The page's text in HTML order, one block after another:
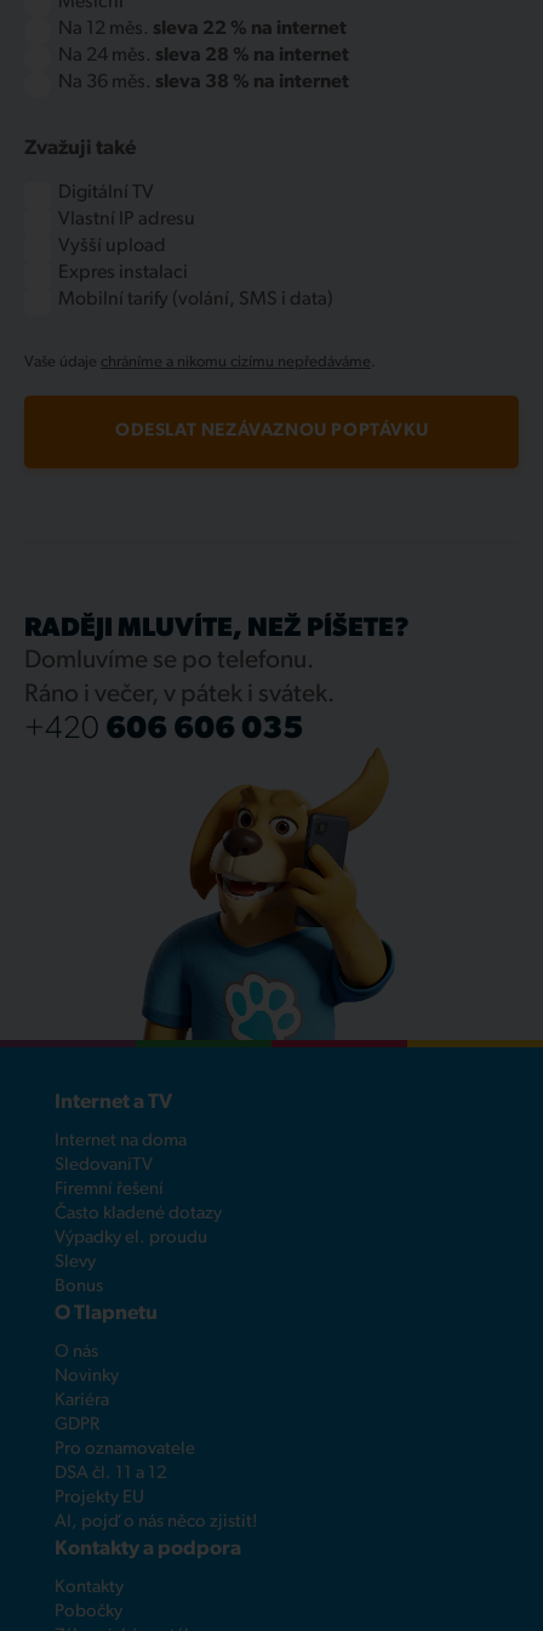
Na 12 měs. sleva 22 % na internet
Na 24 měs. sleva 28 % na internet
Na 36 měs. sleva 38 % na internet
Zvažuji také
Digitální TV
Vlastní IP adresu
Vyšší upload
Expres instalaci
Mobilní tarify (volání, SMS i data)
Vaše údaje chráníme a nikomu cizímu nepředáváme.
ODESLAT NEZÁVAZNOU POPTÁVKU
RADĚJI MLUVÍTE, NEŽ PÍŠETE?
Domluvíme se po telefonu.
Ráno i večer, v pátek i svátek.
+420 606 606 035
Internet a TV
Internet na doma
SledovaniTV
Firemní řešení
Často kladené dotazy
Výpadky el. proudu
Slevy
Bonus
O Tlapnetu
O nás
Novinky
Kariéra
GDPR
Pro oznamovatele
DSA čl. 11 a 12
Projekty EU
AI, pojď o nás něco zjistit!
Kontakty a podpora
Kontakty
Pobočky